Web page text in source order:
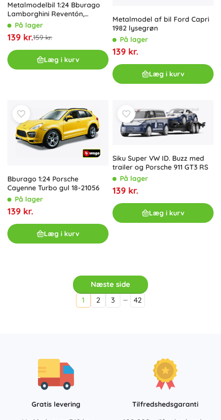
Metalmodelbil 1:24 Bburago
Lamborghini Reventón,
metallisk grå
På lager
139 kr.159 kr.
Læg i kurv
Metalmodel af bil Ford Capri
1982 lysegrøn
På lager
139 kr.
Læg i kurv
Bburago 1:24 Porsche
Cayenne Turbo gul 18-21056
På lager
139 kr.
Læg i kurv
Siku Super VW ID. Buzz med
trailer og Porsche 911 GT3 RS
På lager
139 kr.
Læg i kurv
Næste side
1
2 3 … 42
Gratis levering
Tilfredshedsgaranti